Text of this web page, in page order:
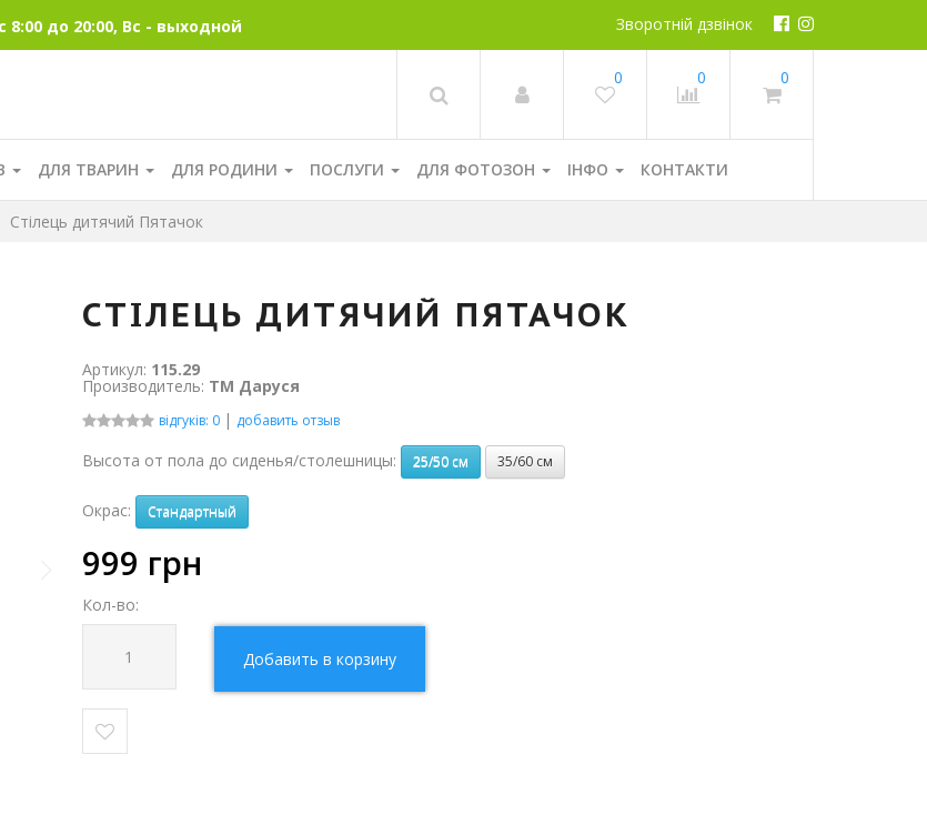
8:00 до 20:00, Вс - выходной Зворотній дзвінок
0
0
0
ДЛЯ ТВАРИН ДЛЯ РОДИНИ ПОСЛУГИ ДЛЯ ФОТОЗОН ІНФО КОНТАКТИ
Стілець дитячий Пятачок
СТІЛЕЦЬ ДИТЯЧИЙ ПЯТАЧОК
Артикул: 115.29
Производитель: ТМ Даруся
відгуків: 0 | добавить отзыв
Высота от пола до сиденья/столешницы: 25/50 см 35/60 см
Окрас: Стандартный
999 грн
Кол-во:
Добавить в корзину